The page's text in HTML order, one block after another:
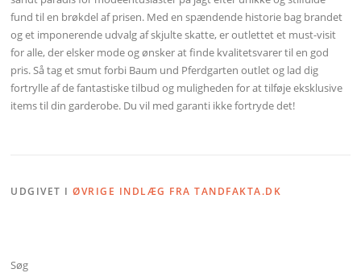
fund til en brøkdel af prisen. Med en spændende historie bag brandet
og et imponerende udvalg af skjulte skatte, er outlettet et must-visit
for alle, der elsker mode og ønsker at finde kvalitetsvarer til en god
pris. Så tag et smut forbi Baum und Pferdgarten outlet og lad dig
fortrylle af de fantastiske tilbud og muligheden for at tilføje eksklusive
items til din garderobe. Du vil med garanti ikke fortryde det!
UDGIVET IØVRIGE INDLÆG FRA TANDFAKTA.DK
Søg